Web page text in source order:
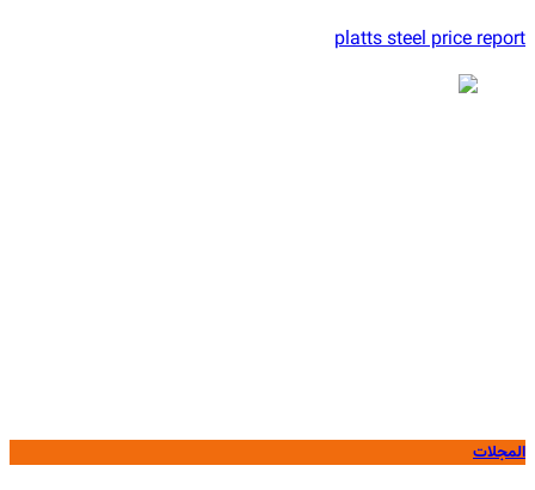
platts steel price report
المجلات